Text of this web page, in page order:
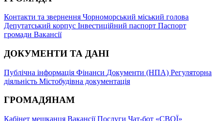
Контакти та звернення Чорноморський міський голова
Депутатський корпус Інвестиційний паспорт Паспорт
громади Вакансії
ДОКУМЕНТИ ТА ДАНІ
Публічна інформація Фінанси Документи (НПА) Регуляторна
діяльність Містобудівна документація
ГРОМАДЯНАМ
Кабінет мешканця ВакансіїПослуги Чат-бот «СВОЇ»